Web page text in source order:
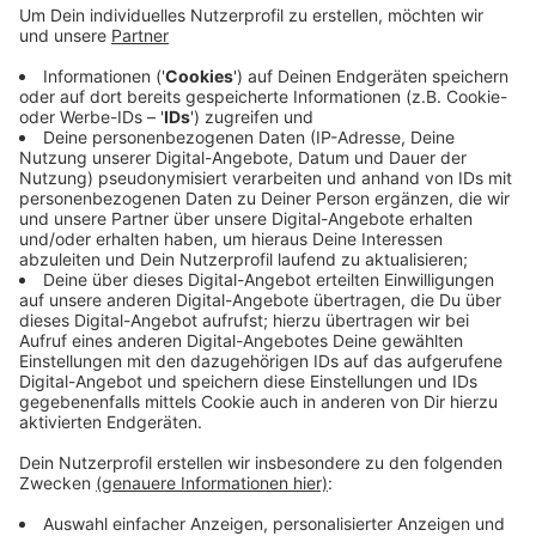
Somit bestehe jetzt auch für die Städte im Kreis
Mettmann Gefahr, dass die Stadtzentren besonders
von der Corona-Krise getroffen werden. Das Land
habe die Möglichkeit gehabt, ein Innenstadt-
Rettungspaket aufzulegen und dem Kreis damit durch
die Krise zu helfen. Stattdessen überlasse schwarz-
gelb die Stadtzentren sich selbst, so die SPD-
Agbeordnete aus unserem Kreis, Elisabeth Müller-Witt.
Anzeige